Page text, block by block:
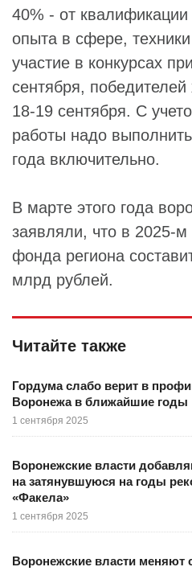
40% - от
опыта в сфере,
участие в конкурсах
сентября, победителей
18-19 сентября. С
работы надо
года включительно.
В марте этого года
заявляли, что в 2025-
фонда региона
млрд рублей.
Читайте также
Гордума слабо верит в
Воронежа в ближайшие годы
1 сентября 2025
Воронежские власти
на затянувшуюся на годы
«Факела»
1 сентября 2025
Воронежские власти меняют